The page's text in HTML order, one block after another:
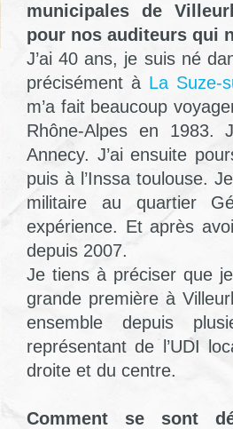
municipales de
pour nos auditeurs qui
J’ai 40 ans, je suis né
précisément à La Suze-
m’a fait beaucoup
Rhône-Alpes en 1983.
Annecy. J’ai ensuite
puis à l’Inssa toulouse.
militaire au quartier
expérience. Et après
depuis 2007.
Je tiens à préciser que
grande première à
ensemble depuis
représentant de l’UDI
droite et du centre.
Comment se sont